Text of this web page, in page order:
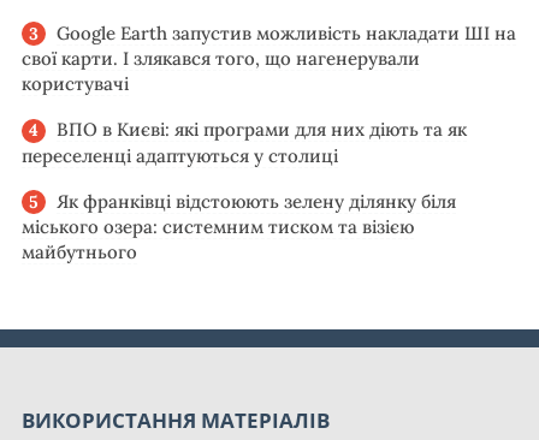
Google Earth запустив можливість накладати ШІ на
свої карти. І злякався того, що нагенерували
користувачі
ВПО в Києві: які програми для них діють та як
переселенці адаптуються у столиці
Як франківці відстоюють зелену ділянку біля
міського озера: системним тиском та візією
майбутнього
ВИКОРИСТАННЯ МАТЕРІАЛІВ